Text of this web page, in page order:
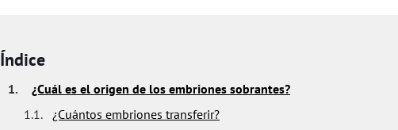
Índice
1.
¿Cuál es el origen de los embriones sobrantes?
1.1.
¿Cuántos embriones transferir?